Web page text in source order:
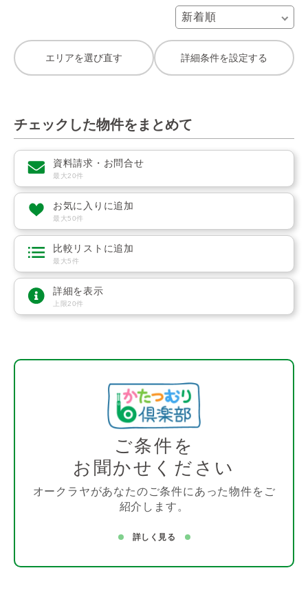
エリアを選び直す 詳細条件を設定する
チェックした物件をまとめて
資料請求・お問合せ
最大20件
お気に入りに追加
最大50件
比較リストに追加
最大5件
詳細を表示
上限20件
ご条件を
お聞かせください
オークラヤがあなたのご条件にあった物件をご
紹介します。
詳しく見る